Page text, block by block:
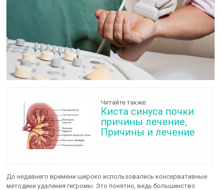
Читайте также:
Киста синуса почки
причины лечение,
Причины и лечение
До недавнего времени широко использовались консервативные
методики удаления гигромы. Это понятно, ведь большинство